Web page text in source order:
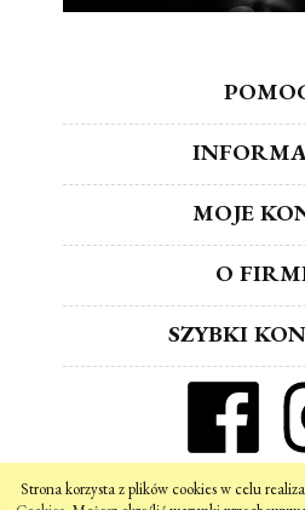
Strona korzysta z plików cookies w celu
MOJE
O
SZYBKI